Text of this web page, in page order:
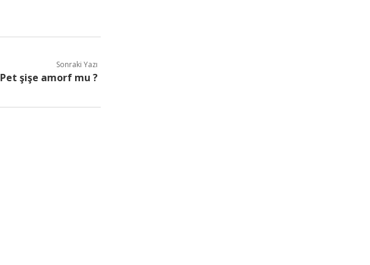
Sonraki Yazı
Pet şişe amorf mu ?